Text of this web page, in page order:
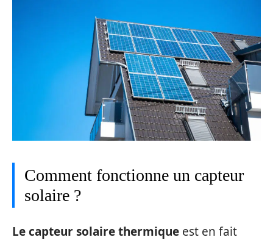
Comment fonctionne un capteur
solaire ?
Le capteur solaire thermique est en fait